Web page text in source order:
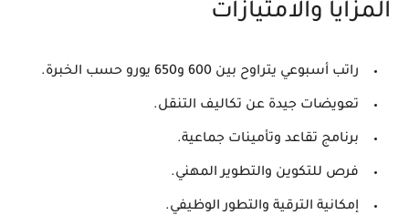
المزايا والامتيازات
راتب أسبوعي يتراوح بين 600 و650 يورو حسب الخبرة.
تعويضات جيدة عن تكاليف التنقل.
برنامج تقاعد وتأمينات جماعية.
فرص للتكوين والتطوير المهني.
إمكانية الترقية والتطور الوظيفي.